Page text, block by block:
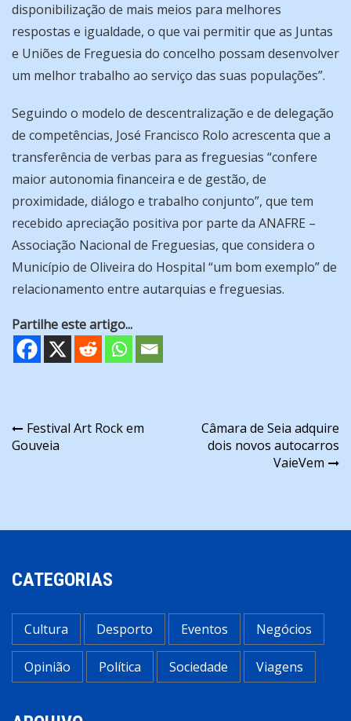
disponibilização de mais meios para melhores
respostas e igualdade, o que vai permitir que as Juntas
e Uniões de Freguesia do concelho possam desenvolver
um melhor trabalho ao serviço das suas populações”.
Seguindo o modelo de descentralização e de delegação
de competências, José Francisco Rolo acrescenta que a
transferência de verbas para as freguesias “confere
maior autonomia financeira e de gestão, de
proximidade, diálogo e trabalho conjunto”, que tem
recebido apreciação positiva por parte da ANAFRE –
Associação Nacional de Freguesias, que considera o
Município de Oliveira do Hospital “um bom exemplo” de
relacionamento entre autarquias e freguesias.
Partilhe este artigo...
Navegação
de
Festival Art Rock em
Gouveia
Câmara de Seia adquire
dois novos autocarros
VaieVem
CATEGORIAS
Cultura Desporto Eventos Negócios
Opinião Política Sociedade Viagens